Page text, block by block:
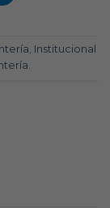
, Institucional
.